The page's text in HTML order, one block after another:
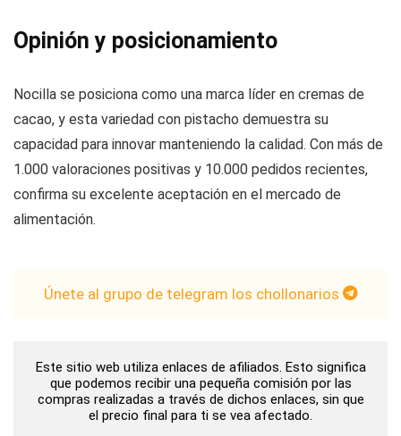
Opinión y posicionamiento
Nocilla se posiciona como una marca líder en cremas de
cacao, y esta variedad con pistacho demuestra su
capacidad para innovar manteniendo la calidad. Con más de
1.000 valoraciones positivas y 10.000 pedidos recientes,
confirma su excelente aceptación en el mercado de
alimentación.
Únete al grupo de telegram los chollonarios
Este sitio web utiliza enlaces de afiliados. Esto significa
que podemos recibir una pequeña comisión por las
compras realizadas a través de dichos enlaces, sin que
el precio final para ti se vea afectado.